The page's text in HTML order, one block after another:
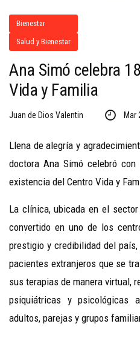
Bienestar
Salud y Bienestar
Ana Simó celebra
Vida y Familia
Juan de Dios Valentin Mar
Llena de alegría y
doctora Ana Simó celebró
existencia del Centro Vida y
La clínica, ubicada en el
convertido en uno de los
prestigio y credibilidad del
pacientes extranjeros que se
sus terapias de manera virtual,
psiquiátricas y psicológicas
adultos, parejas y grupos